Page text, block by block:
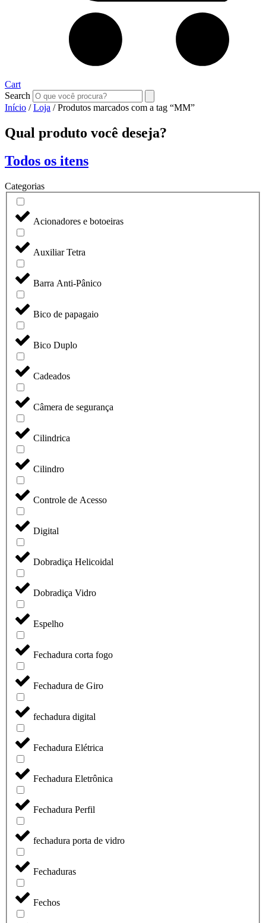
Cart
Search
Início /Loja / Produtos marcados com a tag “MM”
Qual produto você deseja?
Todos os itens
Categorias
Acionadores e botoeiras
Auxiliar Tetra
Barra Anti-Pânico
Bico de papagaio
Bico Duplo
Cadeados
Câmera de segurança
Cilindrica
Cilindro
Controle de Acesso
Digital
Dobradiça Helicoidal
Dobradiça Vidro
Espelho
Fechadura corta fogo
Fechadura de Giro
fechadura digital
Fechadura Elétrica
Fechadura Eletrônica
Fechadura Perfil
fechadura porta de vidro
Fechaduras
Fechos